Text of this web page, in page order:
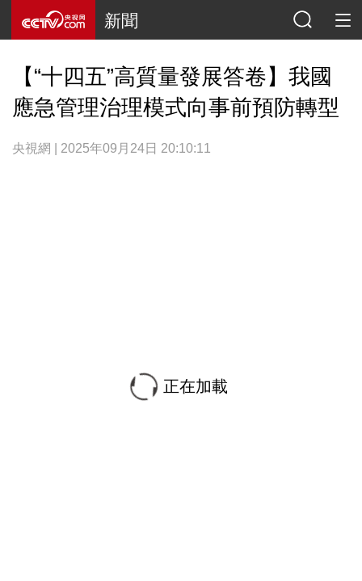
新聞
【“十四五”高質量發展答卷】我國
應急管理治理模式向事前預防轉型
央視網 | 2025年09月24日 20:10:11
正在加載